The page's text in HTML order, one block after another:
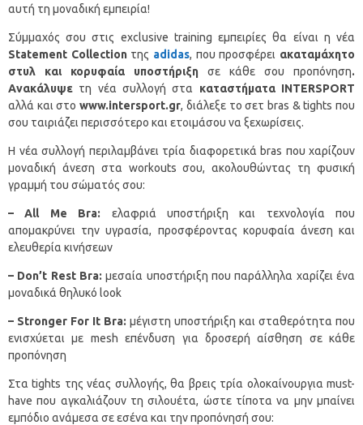
αυτή τη μοναδική εμπειρία!
Σύμμαχός σου στις exclusive training εμπειρίες θα είναι η νέα
Statement Collection της adidas, που προσφέρει ακαταμάχητο
στυλ και κορυφαία υποστήριξη σε κάθε σου προπόνηση.
Ανακάλυψε τη νέα συλλογή στα καταστήματα INTERSPORT
αλλά και στοwww.intersport.gr, διάλεξε το σετ bras & tights που
σου ταιριάζει περισσότερο και ετοιμάσου να ξεχωρίσεις.
Η νέα συλλογή περιλαμβάνει τρία διαφορετικά bras που χαρίζουν
μοναδική άνεση στα workouts σου, ακολουθώντας τη φυσική
γραμμή του σώματός σου:
– All Me Bra: ελαφριά υποστήριξη και τεχνολογία που
απομακρύνει την υγρασία, προσφέροντας κορυφαία άνεση και
ελευθερία κινήσεων
– Don’t Rest Bra: μεσαία υποστήριξη που παράλληλα χαρίζει ένα
μοναδικά θηλυκό look
– Stronger For It Bra: μέγιστη υποστήριξη και σταθερότητα που
ενισχύεται με mesh επένδυση για δροσερή αίσθηση σε κάθε
προπόνηση
Στα tights της νέας συλλογής, θα βρεις τρία ολοκαίνουργια must-
have που αγκαλιάζουν τη σιλουέτα, ώστε τίποτα να μην μπαίνει
εμπόδιο ανάμεσα σε εσένα και την προπόνησή σου: